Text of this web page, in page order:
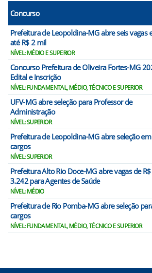
Concurso
Prefeitura de Leopoldina-MG abre seis vagas
até R$ 2 mil
NÍVEL: MÉDIO E SUPERIOR
Concurso Prefeitura de Oliveira Fortes-MG
Edital e Inscrição
NÍVEL: FUNDAMENTAL, MÉDIO, TÉCNICO E SUPERIOR
UFV-MG abre seleção para Professor de
Administração
NÍVEL: SUPERIOR
Prefeitura de Leopoldina-MG abre seleção
cargos
NÍVEL: SUPERIOR
Prefeitura Alto Rio Doce-MG abre vagas de R$
3.242 para Agentes de Saúde
NÍVEL: MÉDIO
Prefeitura de Rio Pomba-MG abre seleção
cargos
NÍVEL: FUNDAMENTAL, MÉDIO, TÉCNICO E SUPERIOR